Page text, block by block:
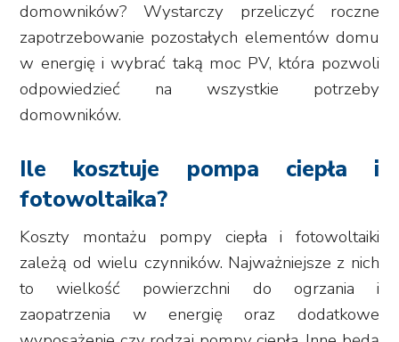
domowników? Wystarczy przeliczyć roczne
zapotrzebowanie pozostałych elementów domu
w energię i wybrać taką moc PV, która pozwoli
odpowiedzieć na wszystkie potrzeby
domowników.
Ile kosztuje pompa ciepła i
fotowoltaika?
Koszty montażu pompy ciepła i fotowoltaiki
zależą od wielu czynników. Najważniejsze z nich
to wielkość powierzchni do ogrzania i
zaopatrzenia w energię oraz dodatkowe